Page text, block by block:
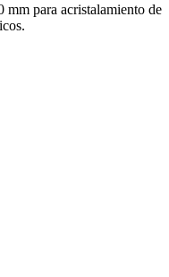
mm para acristalamiento de